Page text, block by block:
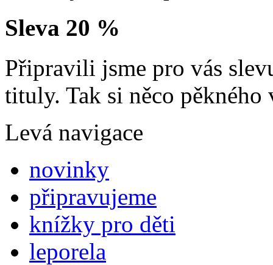
Sleva 20 %
Připravili jsme pro vás
tituly. Tak si něco pěkného
Levá navigace
novinky
připravujeme
knížky pro děti
leporela